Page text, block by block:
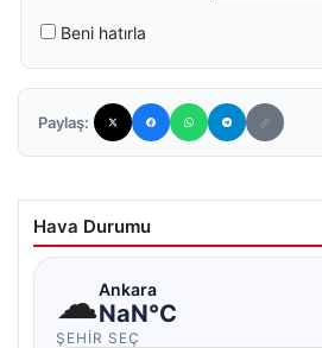
Beni hatırla
Paylaş:
Hava Durumu
☁Ankara
NaN°C
ŞEHIR SEÇ